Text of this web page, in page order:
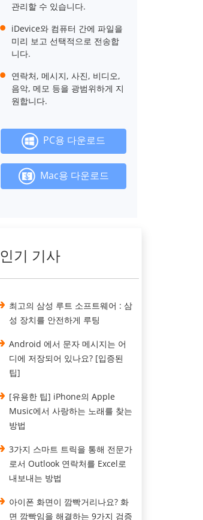
관리할 수 있습니다.
iDevice와 컴퓨터 간에 파일을
미리 보고 선택적으로 전송합
니다.
연락처, 메시지, 사진, 비디오,
음악, 메모 등을 광범위하게 지
원합니다.
PC용 다운로드
Mac용 다운로드
인기 기사
최고의 삼성 루트 소프트웨어 : 삼
성 장치를 안전하게 루팅
Android 에서 문자 메시지는 어
디에 저장되어 있나요? [입증된
팁]
[유용한 팁] iPhone의 Apple
Music에서 사랑하는 노래를 찾는
방법
3가지 스마트 트릭을 통해 전문가
로서 Outlook 연락처를 Excel로
내보내는 방법
아이폰 화면이 깜빡거리나요? 화
면 깜빡임을 해결하는 9가지 검증